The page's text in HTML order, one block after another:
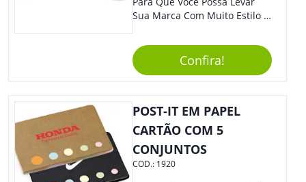
Sua Marca Com Muito Estilo E
Praticidade À Eventos E Feiras
De Exposição.Confira!
POST-IT EM PAPEL
CARTÃO COM 5
CONJUNTOS
COD.: 1920